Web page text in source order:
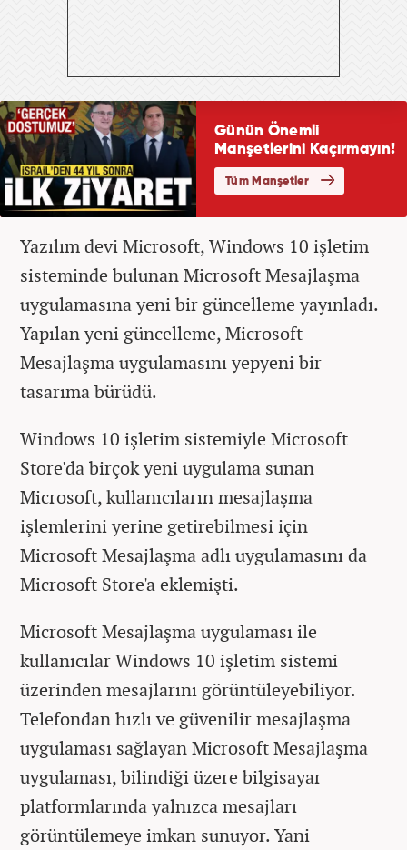
Yazılım devi Microsoft, Windows 10 işletim
sisteminde bulunan Microsoft Mesajlaşma
uygulamasına yeni bir güncelleme yayınladı.
Yapılan yeni güncelleme, Microsoft
Mesajlaşma uygulamasını yepyeni bir
tasarıma bürüdü.
Windows 10 işletim sistemiyle Microsoft
Store'da birçok yeni uygulama sunan
Microsoft, kullanıcıların mesajlaşma
işlemlerini yerine getirebilmesi için
Microsoft Mesajlaşma adlı uygulamasını da
Microsoft Store'a eklemişti.
Microsoft Mesajlaşma uygulaması ile
kullanıcılar Windows 10 işletim sistemi
üzerinden mesajlarını görüntüleyebiliyor.
Telefondan hızlı ve güvenilir mesajlaşma
uygulaması sağlayan Microsoft Mesajlaşma
uygulaması, bilindiği üzere bilgisayar
platformlarında yalnızca mesajları
görüntülemeye imkan sunuyor. Yani